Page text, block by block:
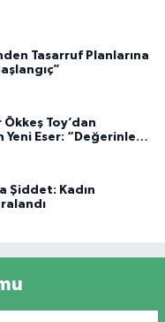
Tasarruf Planlarına
Ökkeş Toy’dan
Yeni Eser: “Değerinle
Şiddet: Kadın